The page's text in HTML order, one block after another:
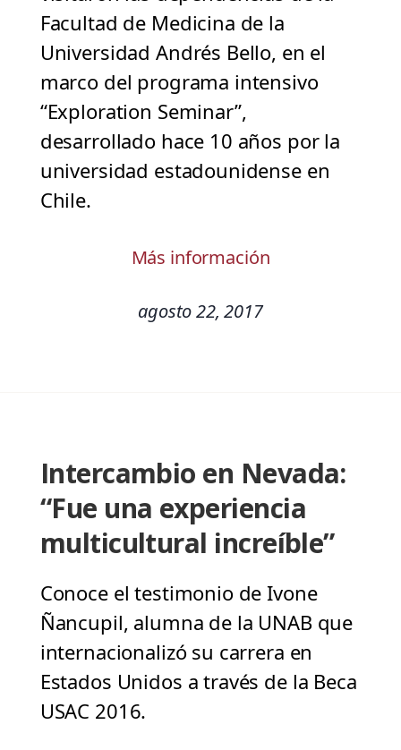
Facultad de Medicina de la
Universidad Andrés Bello, en el
marco del programa intensivo
“Exploration Seminar”,
desarrollado hace 10 años por la
universidad estadounidense en
Chile.
Más información
agosto 22, 2017
Intercambio en Nevada:
“Fue una experiencia
multicultural increíble”
Conoce el testimonio de Ivone
Ñancupil, alumna de la UNAB que
internacionalizó su carrera en
Estados Unidos a través de la Beca
USAC 2016.